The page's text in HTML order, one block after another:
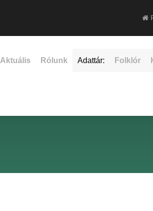
Aktuális Rólunk Adattár: Folklór